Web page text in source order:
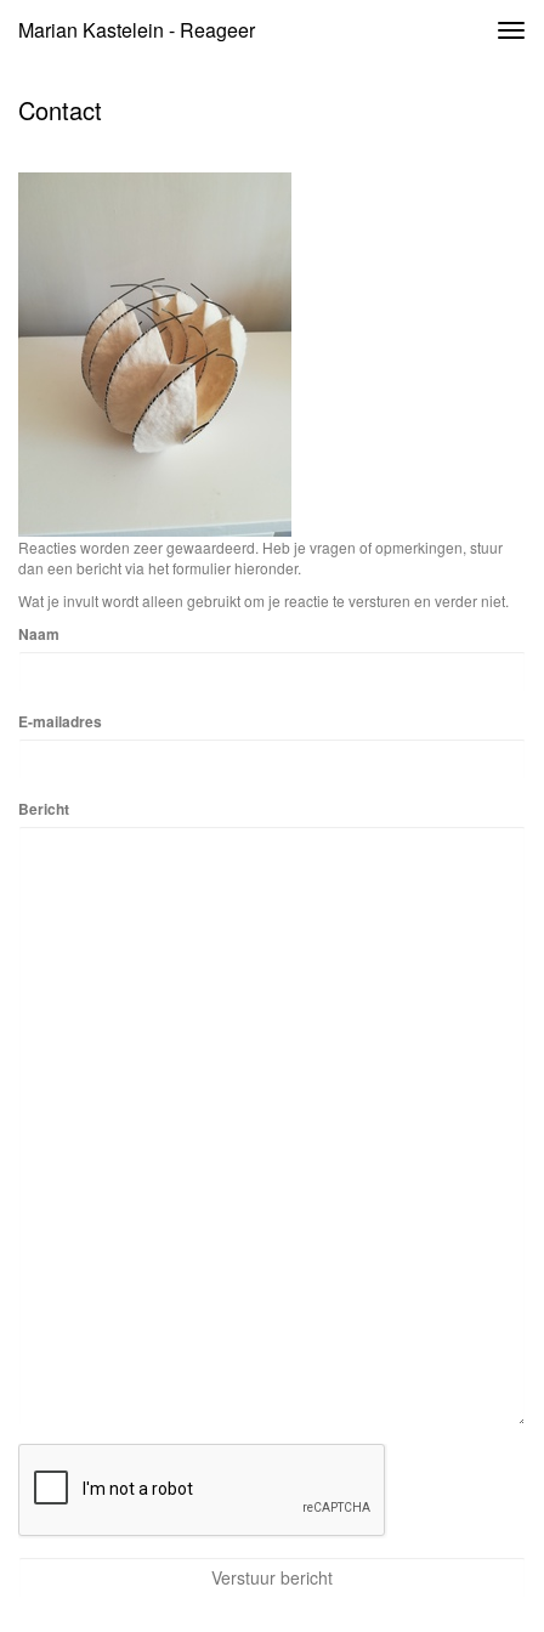
Marian Kastelein - Reageer
Contact
Reacties worden zeer gewaardeerd. Heb je vragen of opmerkingen, stuur
dan een bericht via het formulier hieronder.
Wat je invult wordt alleen gebruikt om je reactie te versturen en verder niet.
Naam
E-mailadres
Bericht